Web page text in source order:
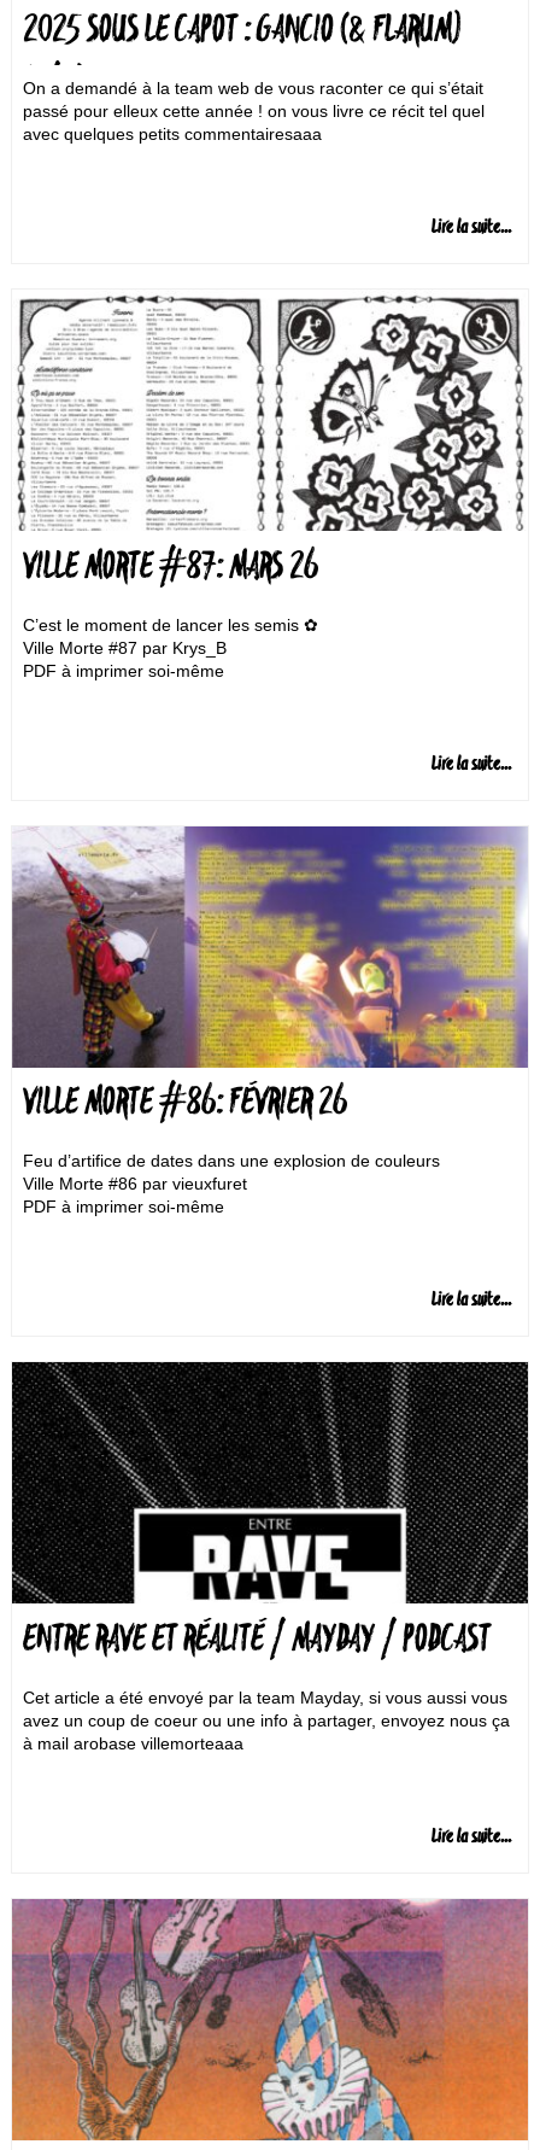
2025 SOUS LE CAPOT : GANCIO (& FLARUM)
(1/2)
On a demandé à la team web de vous raconter ce qui s’était
passé pour elleux cette année ! on vous livre ce récit tel quel
avec quelques petits commentairesaaa
Lire la suite...
VILLE MORTE #87: MARS 26
C’est le moment de lancer les semis ✿
Ville Morte #87 par Krys_B
PDF à imprimer soi-même
Lire la suite...
VILLE MORTE #86: FÉVRIER 26
Feu d’artifice de dates dans une explosion de couleurs
Ville Morte #86 par vieuxfuret
PDF à imprimer soi-même
Lire la suite...
ENTRE RAVE ET RÉALITÉ / MAYDAY / PODCAST
Cet article a été envoyé par la team Mayday, si vous aussi vous
avez un coup de coeur ou une info à partager, envoyez nous ça
à mail arobase villemorteaaa
Lire la suite...